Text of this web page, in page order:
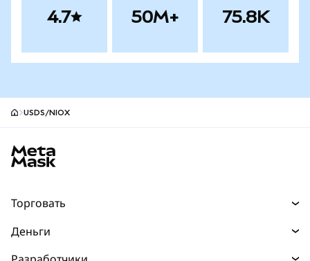
4.7 50M+ 75.8K
USDS/NIOX
Торговать
Деньги